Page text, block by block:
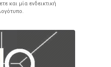
και μία ενδεικτική